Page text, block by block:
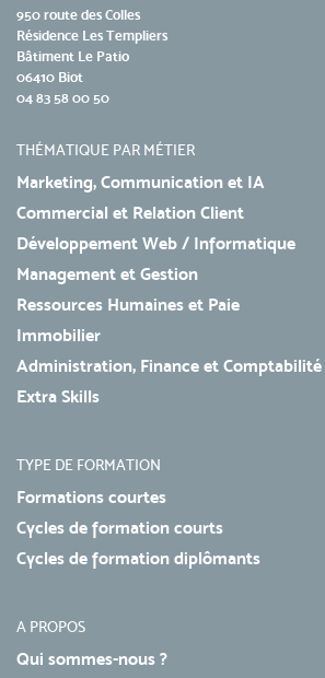
950 route des Colles
Résidence Les Templiers
Bâtiment Le Patio
06410 Biot
04 83 58 00 50
THÉMATIQUE PAR MÉTIER
Marketing, Communication et IA
Commercial et Relation Client
Développement Web / Informatique
Management et Gestion
Ressources Humaines et Paie
Immobilier
Administration, Finance et Comptabilité
Extra Skills
TYPE DE FORMATION
Formations courtes
Cycles de formation courts
Cycles de formation diplômants
A PROPOS
Qui sommes-nous ?